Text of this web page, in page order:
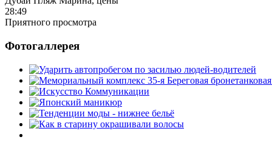
28:49
Приятного просмотра
Фотогаллерея